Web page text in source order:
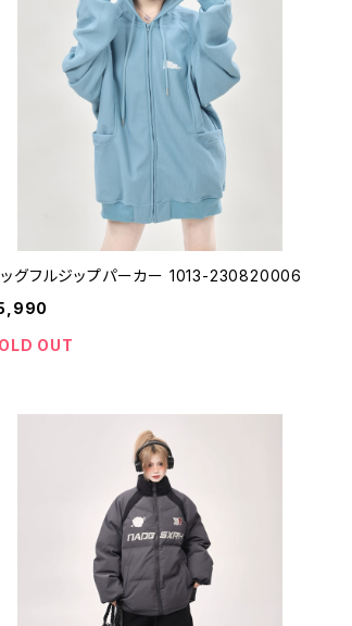
ッグフルジップパーカー 1013-230820006
OUT